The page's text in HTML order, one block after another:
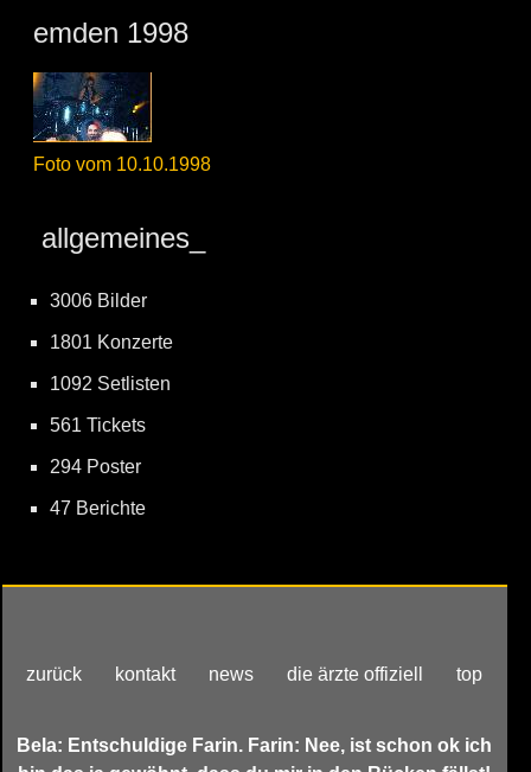
emden 1998
Foto vom 10.10.1998
allgemeines_
3006 Bilder
1801 Konzerte
1092 Setlisten
561 Tickets
294 Poster
47 Berichte
zurück kontakt news die ärzte offiziell top
Bela: Entschuldige Farin. Farin: Nee, ist schon ok ich